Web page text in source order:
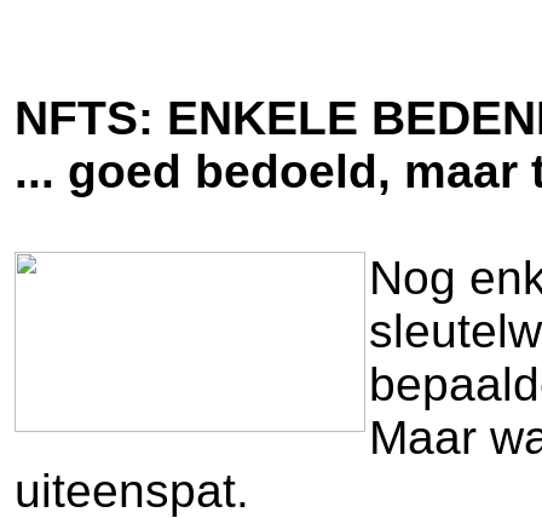
NFTS: ENKELE
... goed bedoeld,
Nog
Maar
uiteenspat.